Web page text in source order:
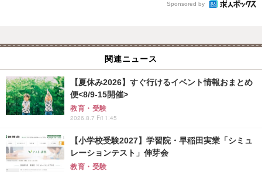
Sponsored by
関連ニュース
【夏休み2026】すぐ行けるイベント情報おまとめ
便<8/9-15開催>
教育・受験
2026.8.7 Fri 1:45
【小学校受験2027】学習院・早稲田実業「シミュ
レーションテスト」伸芽会
教育・受験